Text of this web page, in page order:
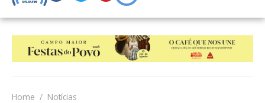
Home
Notícias